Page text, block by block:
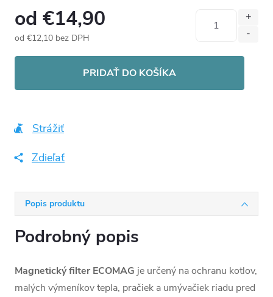
od €14,90
od €12,10 bez DPH
PRIDAŤ DO KOŠÍKA
Strážiť
Zdieľať
Popis produktu
Podrobný popis
Magnetický filter ECOMAG je určený na ochranu kotlov,
malých výmeníkov tepla, pračiek a umývačiek riadu pred